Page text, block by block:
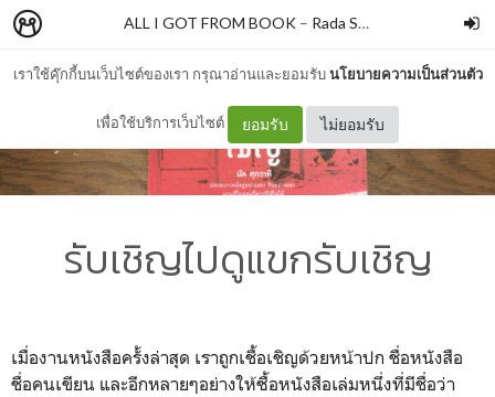
เราใช้คุ๊กกี้บนเว็บไซต์ของเรา กรุณาอ่านและยอมรับนโยบายความเป็นส่วนตัว
เพื่อใช้บริการเว็บไซต์ ยอมรับ ไม่ยอมรับ
ALL I GOT FROM BOOK – Rada Subphachaisirikul
รับเชิญไปดูแขกรับเชิญ
เมื่องานหนังสือครั้งล่าสุด เราถูกเชื้อเชิญด้วยหน้าปก ชื่อหนังสือ
ชื่อคนเขียน และอีกหลายๆอย่างให้ซื้อหนังสือเล่มหนึ่งที่มีชื่อว่า